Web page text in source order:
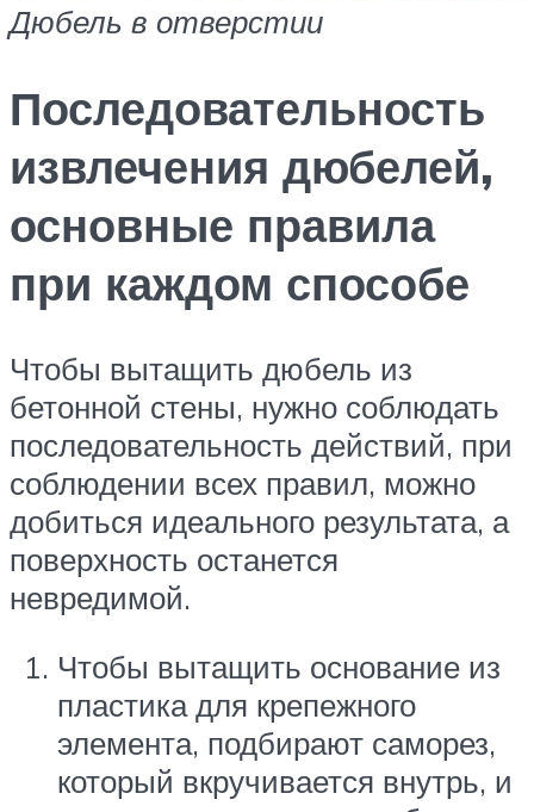
Дюбель в отверстии
Последовательность
извлечения дюбелей,
основные правила
при каждом способе
Чтобы вытащить дюбель из
бетонной стены, нужно соблюдать
последовательность действий, при
соблюдении всех правил, можно
добиться идеального результата, а
поверхность останется
невредимой.
Чтобы вытащить основание из
пластика для крепежного
элемента, подбирают саморез,
который вкручивается внутрь, и